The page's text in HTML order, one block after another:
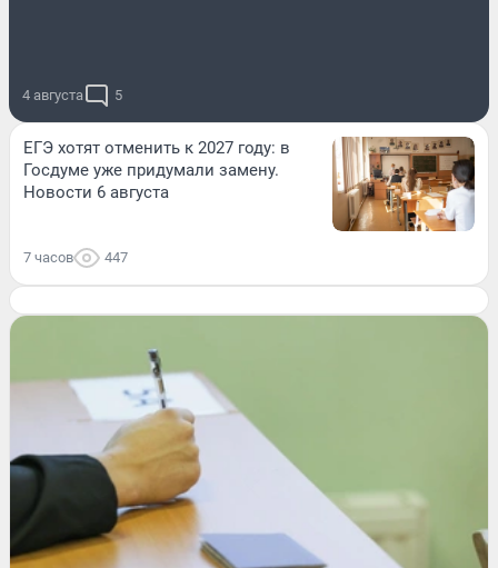
4 августа 5
ЕГЭ хотят отменить к 2027 году: в
Госдуме уже придумали замену.
Новости 6 августа
7 часов 447